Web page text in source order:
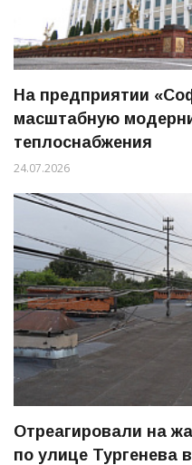
На предприятии
масштабную
теплоснабжения
24.07.2026
Отреагировали на
по улице Тургенева